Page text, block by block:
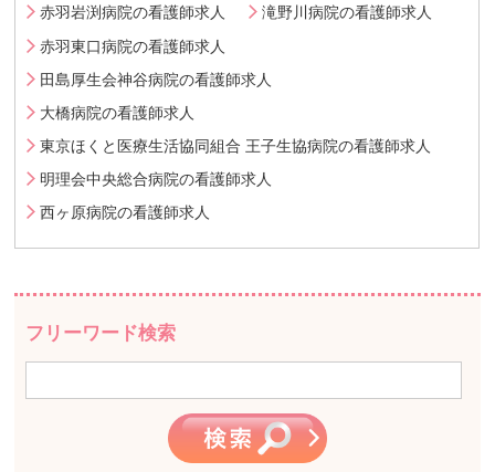
赤羽岩渕病院の看護師求人
滝野川病院の看護師求人
赤羽東口病院の看護師求人
田島厚生会神谷病院の看護師求人
大橋病院の看護師求人
東京ほくと医療生活協同組合 王子生協病院の看護師求人
明理会中央総合病院の看護師求人
西ヶ原病院の看護師求人
フリーワード検索